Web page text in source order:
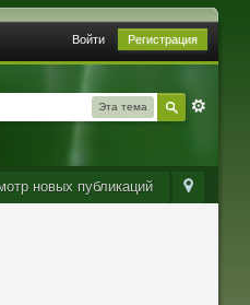
Войти Регистрация
Эта тема
новых публикаций